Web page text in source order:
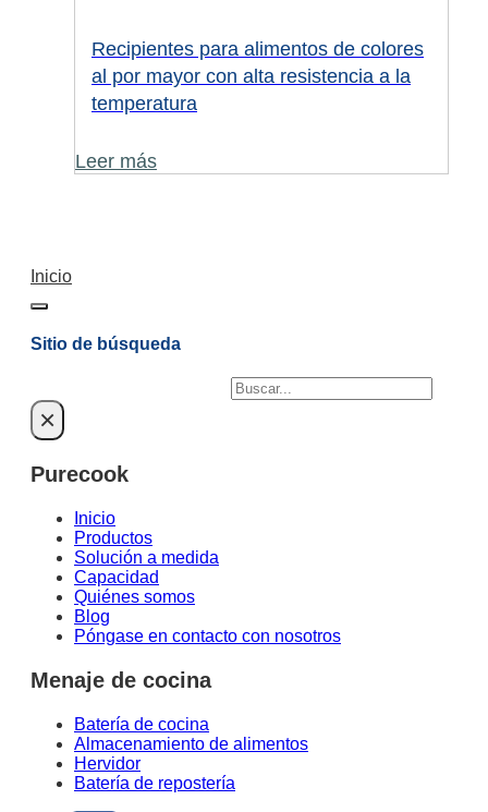
Recipientes para alimentos de colores
al por mayor con alta resistencia a la
temperatura
Leer más
Inicio
Sitio de búsqueda
Buscar
×
Purecook
Inicio
Productos
Solución a medida
Capacidad
Quiénes somos
Blog
Póngase en contacto con nosotros
Menaje de cocina
Batería de cocina
Almacenamiento de alimentos
Hervidor
Batería de repostería